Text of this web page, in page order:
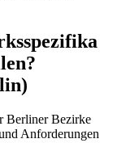
Berliner Bezirke
Anforderungen